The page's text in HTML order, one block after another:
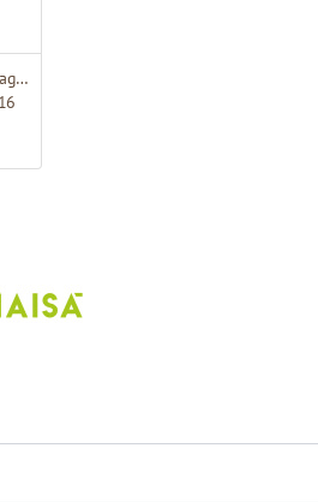
Baltas dāvanu kastes ar magnētu